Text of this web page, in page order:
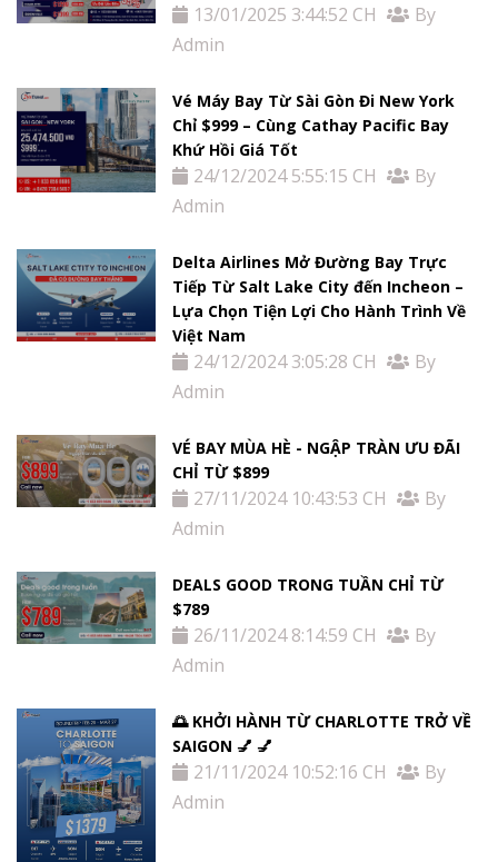
Chủ
Vé
Bay
Tour
Thị
Thực
Nam
vụ
khác
Khuyến
13/01/2025 3:44:52 CH
By
Admin
Vé Máy Bay Từ Sài Gòn Đi New York
Chỉ $999 – Cùng Cathay Pacific Bay
Khứ Hồi Giá Tốt
24/12/2024 5:55:15 CH
By
Admin
Delta Airlines Mở Đường Bay Trực
Tiếp Từ Salt Lake City đến Incheon –
Lựa Chọn Tiện Lợi Cho Hành Trình Về
Việt Nam
24/12/2024 3:05:28 CH
By
Admin
VÉ BAY MÙA HÈ - NGẬP TRÀN ƯU ĐÃI
CHỈ TỪ $899
27/11/2024 10:43:53 CH
By
Admin
DEALS GOOD TRONG TUẦN CHỈ TỪ
$789
26/11/2024 8:14:59 CH
By
Admin
🌅 KHỞI HÀNH TỪ CHARLOTTE TRỞ VỀ
SAIGON 💅 💅
21/11/2024 10:52:16 CH
By
Admin